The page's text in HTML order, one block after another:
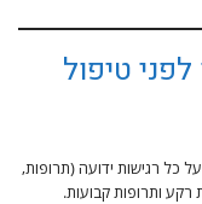
טיפול
כל רגישות ידועה (תרופות,
ותרופות קבועות.